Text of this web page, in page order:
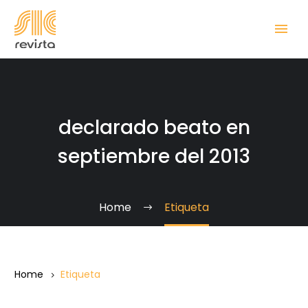
declarado beato en
septiembre del 2013
Home Etiqueta
Home Etiqueta